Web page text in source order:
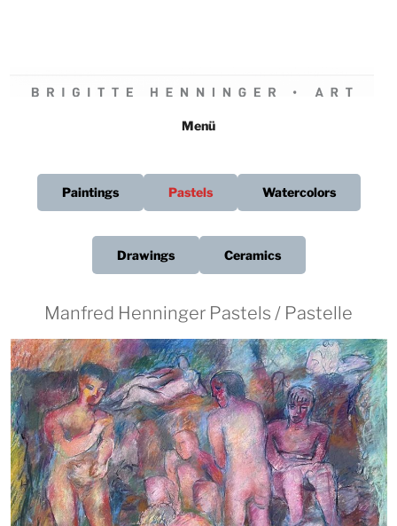
BRIGITTE HENNINGER • ART
Menü
Paintings Pastels Watercolors
Drawings Ceramics
Manfred Henninger Pastels / Pastelle